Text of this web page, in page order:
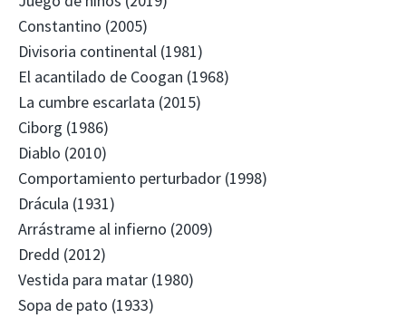
Constantino (2005)
Divisoria continental (1981)
El acantilado de Coogan (1968)
La cumbre escarlata (2015)
Ciborg (1986)
Diablo (2010)
Comportamiento perturbador (1998)
Drácula (1931)
Arrástrame al infierno (2009)
Dredd (2012)
Vestida para matar (1980)
Sopa de pato (1933)